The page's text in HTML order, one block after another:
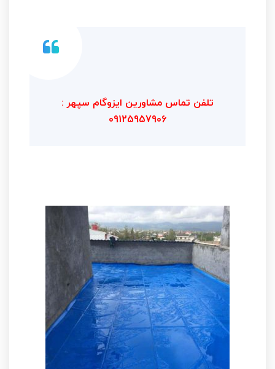
تلفن تماس مشاورین ایزوگام سپهر :
09125957906